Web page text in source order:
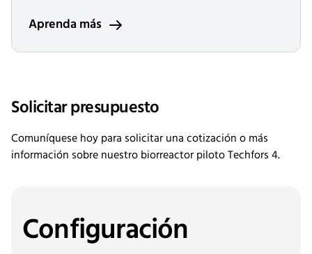
Aprenda más
Solicitar presupuesto
Comuníquese hoy para solicitar una cotización o más
información sobre nuestro biorreactor piloto Techfors 4.
Configuración